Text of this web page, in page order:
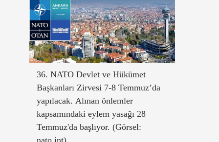
36. NATO Devlet ve Hükümet
Başkanları Zirvesi 7-8 Temmuz’da
yapılacak. Alınan önlemler
kapsamındaki eylem yasağı 28
Temmuz'da başlıyor. (Görsel: